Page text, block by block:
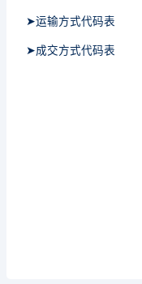
➤运输方式代码表
➤成交方式代码表